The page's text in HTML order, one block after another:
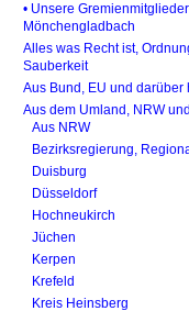
• Unsere
Mönchengladbach
Alles was Recht ist,
Sauberkeit
Aus Bund, EU und darüber
Aus dem Umland, NRW
Aus NRW
Bezirksregierung,
Duisburg
Düsseldorf
Hochneukirch
Jüchen
Kerpen
Krefeld
Kreis Heinsberg